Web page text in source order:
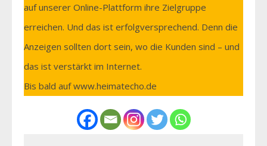
auf unserer Online-Plattform ihre Zielgruppe
erreichen. Und das ist erfolgversprechend. Denn die
Anzeigen sollten dort sein, wo die Kunden sind – und
das ist verstärkt im Internet.
Bis bald auf www.heimatecho.de